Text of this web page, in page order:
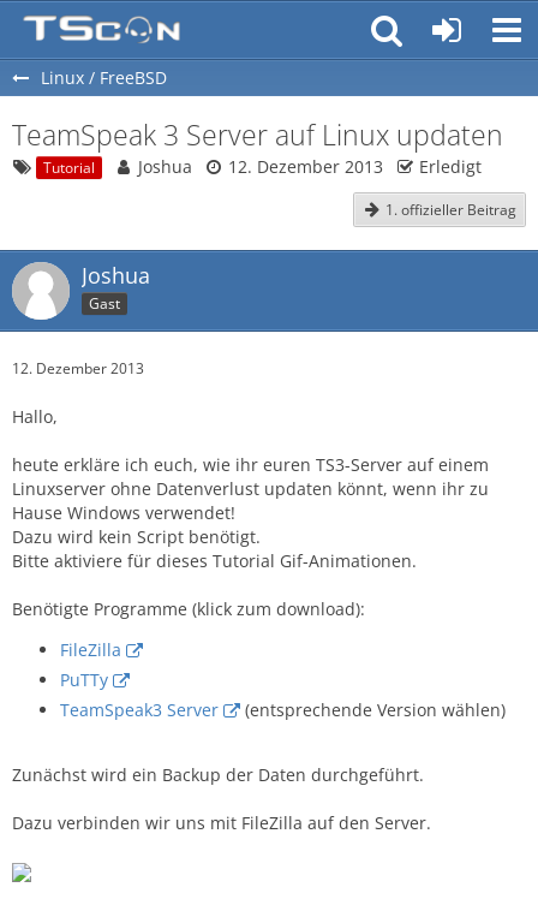
Linux / FreeBSD
TeamSpeak 3 Server auf Linux updaten
Tutorial Joshua 12. Dezember 2013 Erledigt
1. offizieller Beitrag
Joshua
Gast
12. Dezember 2013
Hallo,
heute erkläre ich euch, wie ihr euren TS3-Server auf einem
Linuxserver ohne Datenverlust updaten könnt, wenn ihr zu
Hause Windows verwendet!
Dazu wird kein Script benötigt.
Bitte aktiviere für dieses Tutorial Gif-Animationen.
Benötigte Programme (klick zum download):
FileZilla
PuTTy
TeamSpeak3 Server
(entsprechende Version wählen)
Zunächst wird ein Backup der Daten durchgeführt.
Dazu verbinden wir uns mit FileZilla auf den Server.